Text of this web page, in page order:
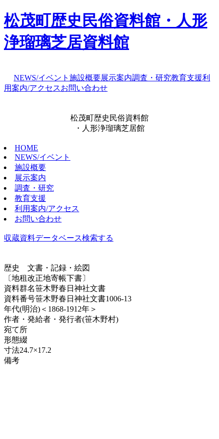
松茂町歴史民俗資料館・人形
浄瑠璃芝居資料館
NEWS/イベント 施設概要展示案内調査・研究教育支援利
用案内/アクセスお問い合わせ
松茂町歴史民俗資料館
・人形浄瑠璃芝居館
HOME
NEWS/イベント
施設概要
展示案内
調査・研究
教育支援
利用案内/アクセス
お問い合わせ
収蔵資料データベース検索する
歴史
文書・記録・絵図
〔地租改正地寄帳下書〕
資料群名笹木野春日神社文書
資料番号笹木野春日神社文書1006-13
年代(明治)＜1868-1912年＞
作者・発給者・発行者(笹木野村)
宛て所
形態綴
寸法24.7×17.2
備考